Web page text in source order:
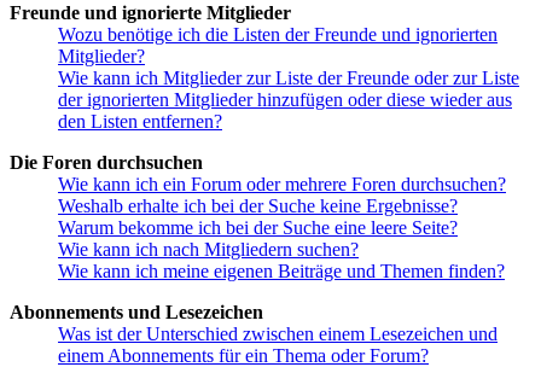
Freunde und ignorierte Mitglieder
Wozu benötige ich die Listen der Freunde und ignorierten
Mitglieder?
Wie kann ich Mitglieder zur Liste der Freunde oder zur Liste
der ignorierten Mitglieder hinzufügen oder diese wieder aus
den Listen entfernen?
Die Foren durchsuchen
Wie kann ich ein Forum oder mehrere Foren durchsuchen?
Weshalb erhalte ich bei der Suche keine Ergebnisse?
Warum bekomme ich bei der Suche eine leere Seite?
Wie kann ich nach Mitgliedern suchen?
Wie kann ich meine eigenen Beiträge und Themen finden?
Abonnements und Lesezeichen
Was ist der Unterschied zwischen einem Lesezeichen und
einem Abonnements für ein Thema oder Forum?